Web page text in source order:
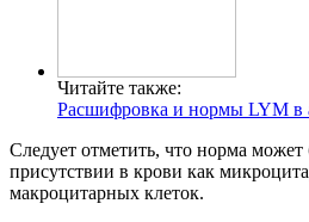
Читайте также:
Расшифровка и нормы LYM в
Следует отметить, что норма
присутствии в крови как
макроцитарных клеток.